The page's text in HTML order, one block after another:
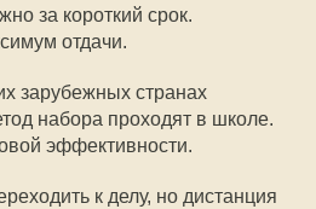
за короткий срок.
отдачи.
зарубежных странах
набора проходят в школе.
эффективности.
к делу, но дистанция